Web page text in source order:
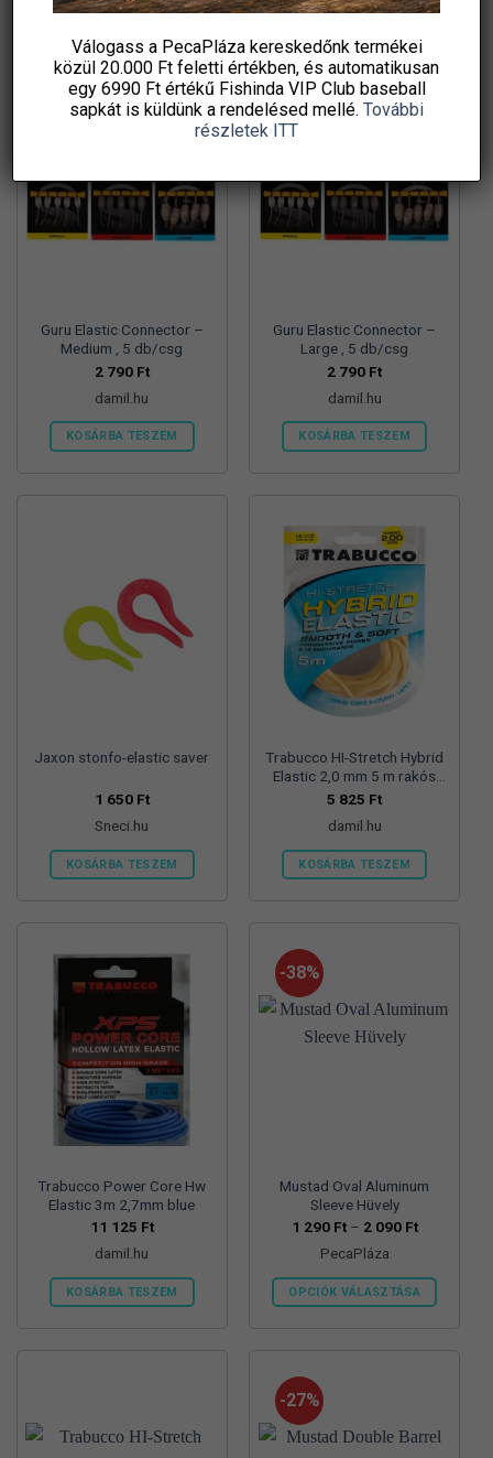
KOSÁRBA TESZEM KOSÁRBA TESZEM
Guru Elastic Connector –
Medium , 5 db/csg
2 790 Ft
damil.hu
KOSÁRBA TESZEM
Guru Elastic Connector –
Large , 5 db/csg
2 790 Ft
damil.hu
KOSÁRBA TESZEM
Jaxon stonfo-elastic saver
1 650 Ft
Sneci.hu
KOSÁRBA TESZEM
Trabucco HI-Stretch Hybrid
Elastic 2,0 mm 5 m rakós
gumi
5 825 Ft
damil.hu
KOSÁRBA TESZEM
Trabucco Power Core Hw
Elastic 3m 2,7mm blue
11 125 Ft
damil.hu
KOSÁRBA TESZEM
-38%
Mustad Oval Aluminum
Sleeve Hüvely
1 290 Ft – 2 090 Ft
2
090 Ft
PecaPláza
OPCIÓK VÁLASZTÁSA
van.
-27%
Válogass a PecaPláza kereskedőnk termékei
közül 20.000 Ft feletti értékben, és automatikusan
egy 6990 Ft értékű Fishinda VIP Club baseball
sapkát is küldünk a rendelésed mellé. További
részletek ITT